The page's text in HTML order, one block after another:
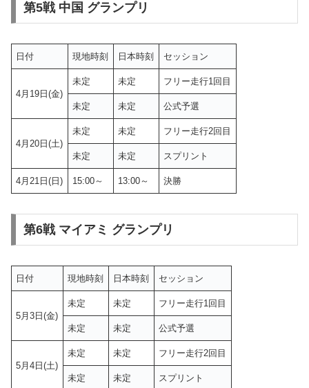
第5戦 中国 グランプリ
日付 現地時刻 日本時刻 セッション
4月19日(金)
未定 未定 フリー走行1回目
未定 未定 公式予選
4月20日(土)
未定 未定 フリー走行2回目
未定 未定 スプリント
4月21日(日) 15:00～ 13:00～ 決勝
第6戦 マイアミ グランプリ
日付 現地時刻 日本時刻 セッション
5月3日(金)
未定 未定 フリー走行1回目
未定 未定 公式予選
5月4日(土)
未定 未定 フリー走行2回目
未定 未定 スプリント